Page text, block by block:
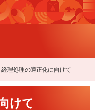
経理処理の適正化に向けて
けて